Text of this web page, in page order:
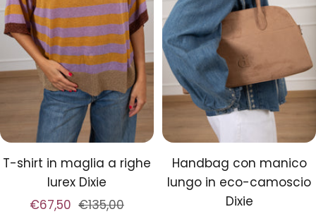
o
l
o
r
T-shirt in maglia a righe
lurex Dixie
Prezzo
€67,50 Prezzo
€135,00
Handbag con manico
lungo in eco-camoscio
Dixie